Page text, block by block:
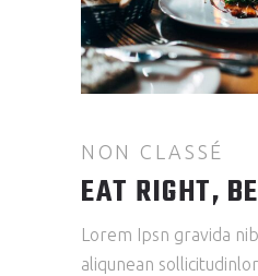
NON CLASSÉ
EAT RIGHT,
Lorem Ipsn gravida
aliqunean